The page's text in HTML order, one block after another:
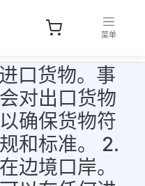
菜单
口货物。事
对出口货物
确保货物符
和标准。 2.
边境口岸。